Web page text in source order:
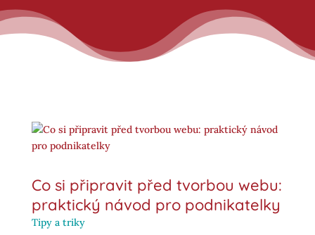
Co si připravit před tvorbou webu:
praktický návod pro podnikatelky
Tipy a triky